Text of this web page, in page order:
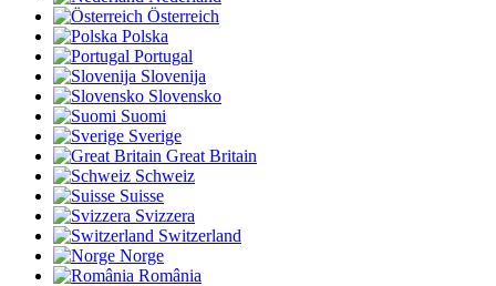
Österreich
Polska
Portugal
Slovenija
Slovensko
Suomi
Sverige
Great Britain
Schweiz
Suisse
Svizzera
Switzerland
Norge
România